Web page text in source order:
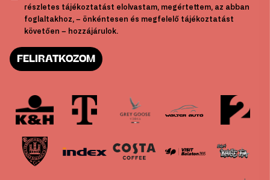
részletes tájékoztatást elolvastam, megértettem, az abban
foglaltakhoz, – önkéntesen és megfelelő tájékoztatást
követően – hozzájárulok.
FELIRATKOZOM